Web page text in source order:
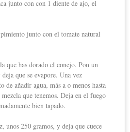
junto con con 1 diente de ajo, el
junto con el tomate natural
que has dorado el conejo. Pon un
que se evapore. Una vez
de añadir agua, más a o menos hasta
que tenemos. Deja en el fuego
bien tapado.
unos 250 gramos, y deja que cuece